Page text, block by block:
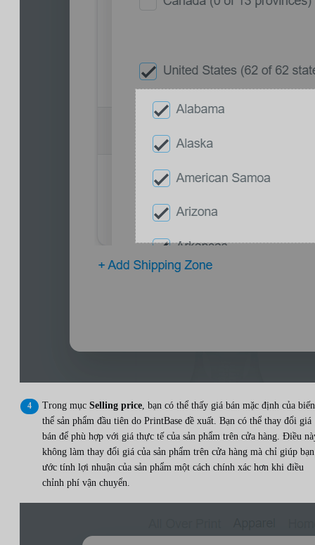
Trong mục Selling price , bạn có thể thấy giá bán mặc định của biến
thể sản phẩm đầu tiên do PrintBase đề xuất. Bạn có thể thay đổi giá
bán để phù hợp với giá thực tế của sản phẩm trên cửa hàng. Điều
không làm thay đổi giá của sản phẩm trên cửa hàng mà chỉ giúp bạn
ước tính lợi nhuận của sản phẩm một cách chính xác hơn khi điều
chỉnh phí vận chuyển.